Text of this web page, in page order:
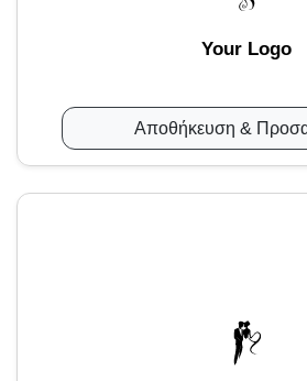
Your Logo
Αποθήκευση &